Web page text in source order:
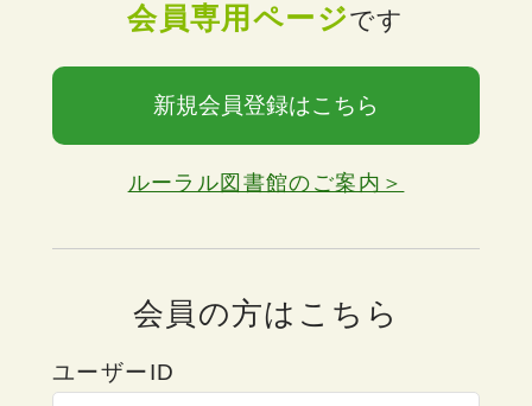
会員専用ページです
新規会員登録はこちら
ルーラル図書館のご案内＞
会員の方はこちら
ユーザーID